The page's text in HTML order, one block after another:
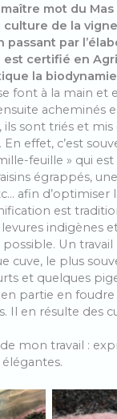
maître mot du Mas
culture de la
passant par
est certifié en
la
font à la main et
acheminés
ils sont triés et
effet, c’est
feuille » qui est
égrappés,
afin d’optimiser
est
indigènes
possible. Un
cuve, le plus
et quelques
partie en
Il en résulte des
mon travail :